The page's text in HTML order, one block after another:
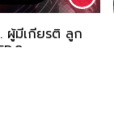
ผู้มีเกียรติ ลูก